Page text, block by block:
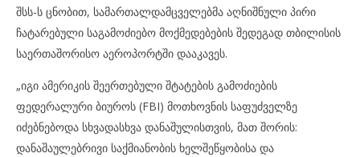
შსს-ს ცნობით, სამართალდამცველებმა აღნიშნული პირი
ჩატარებული საგამოძიებო მოქმედებების შედეგად თბილისის
საერთაშორისო აეროპორტში დააკავეს.
„იგი ამერიკის შეერთებული შტატების გამოძიების
ფედერალური ბიუროს (FBI) მოთხოვნის საფუძველზე
იძებნებოდა სხვადასხვა დანაშულისთვის, მათ შორის:
დანაშაულებრივი საქმიანობის ხელშეწყობისა და